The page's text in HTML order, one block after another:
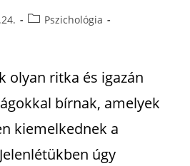
Pszichológia
olyan ritka és igazán
bírnak, amelyek
kiemelkednek a
úgy